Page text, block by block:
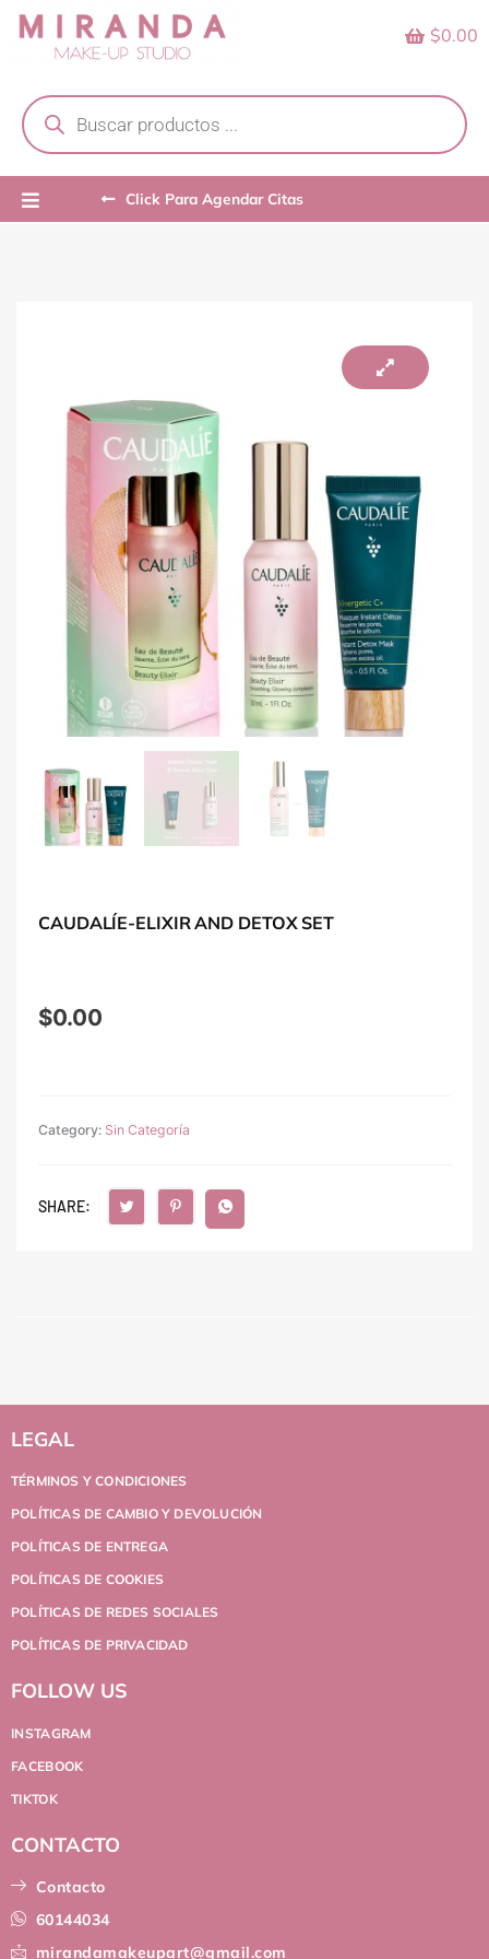
Skip
search
$0.00
Click Para Agendar Citas
CAUDALÍE-ELIXIR AND DETOX SET
$0.00
Category: Sin Categoría
SHARE:
LEGAL
TÉRMINOS Y CONDICIONES
POLÍTICAS DE CAMBIO Y DEVOLUCIÓN
POLÍTICAS DE ENTREGA
POLÍTICAS DE COOKIES
POLÍTICAS DE REDES SOCIALES
POLÍTICAS DE PRIVACIDAD
FOLLOW US
INSTAGRAM
FACEBOOK
TIKTOK
CONTACTO
Contacto
60144034
mirandamakeupart@gmail.com